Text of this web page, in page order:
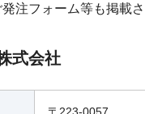
注フォーム等も掲載さ
式会社